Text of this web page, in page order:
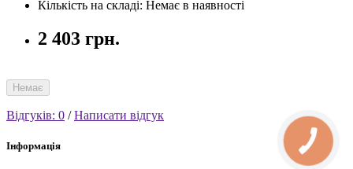
Кількість на складі: Немає в наявності
2 403 грн.
Немає
Відгуків: 0 /Написати відгук
Інформація